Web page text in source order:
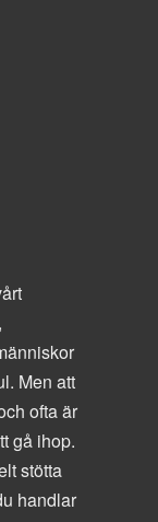
Men att
ofta är
gå ihop.
stötta
handlar